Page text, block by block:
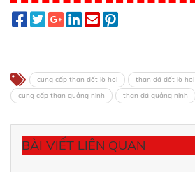
cung cấp than đốt lò hơi than đá đốt lò hơi
cung cấp than quảng ninh
than đá quảng ninh
BÀI VIẾT LIÊN QUAN